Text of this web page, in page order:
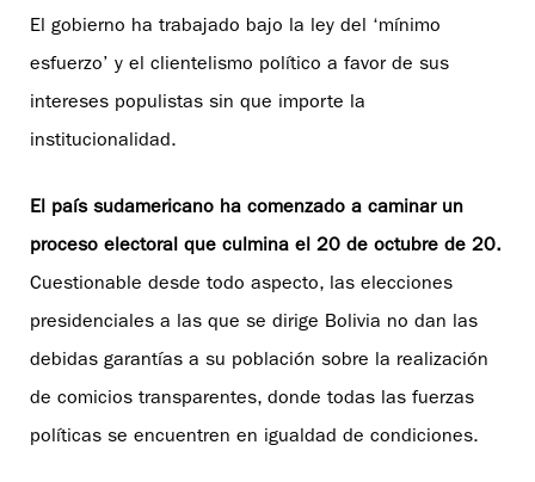
El gobierno ha trabajado bajo la ley del ‘mínimo
esfuerzo’ y el clientelismo político a favor de sus
intereses populistas sin que importe la
institucionalidad.
El país sudamericano ha comenzado a caminar un
proceso electoral que culmina el 20 de octubre de 20.
Cuestionable desde todo aspecto, las elecciones
presidenciales a las que se dirige Bolivia no dan las
debidas garantías a su población sobre la realización
de comicios transparentes, donde todas las fuerzas
políticas se encuentren en igualdad de condiciones.